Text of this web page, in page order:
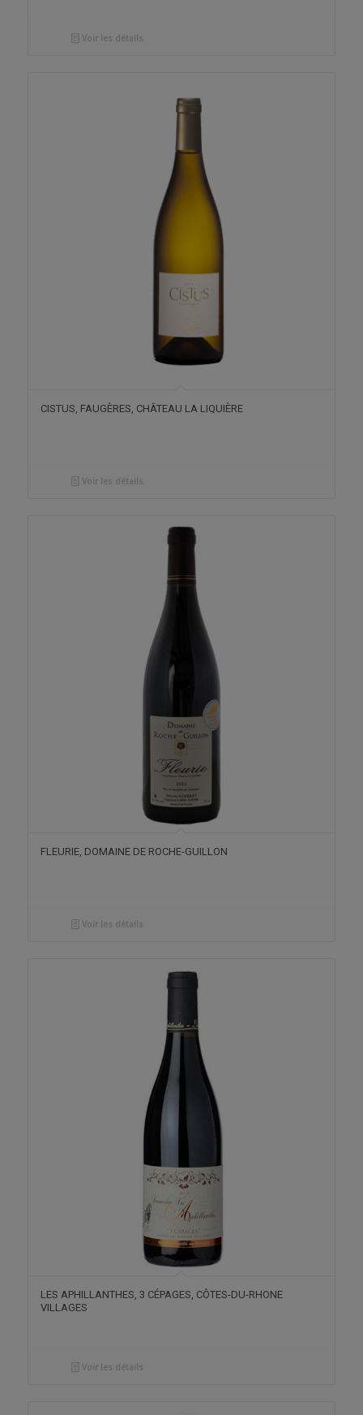
Voir les détails
CISTUS, FAUGÈRES, CHÂTEAU LA LIQUIÈRE
Voir les détails
FLEURIE, DOMAINE DE ROCHE-GUILLON
Voir les détails
LES APHILLANTHES, 3 CÉPAGES, CÔTES-DU-RHONE
VILLAGES
Voir les détails